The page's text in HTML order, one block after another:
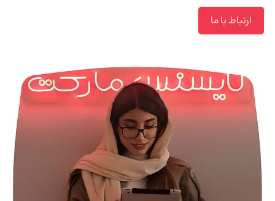
ارتباط با ما